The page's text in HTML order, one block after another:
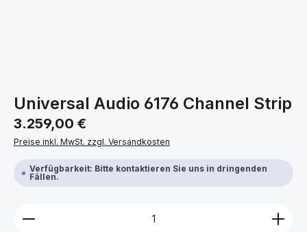
Universal Audio 6176 Channel Strip
Regulärer Preis:
3.259,00 €
Preise inkl. MwSt. zzgl. Versandkosten
Verfügbarkeit: Bitte kontaktieren Sie uns in dringenden
Fällen.
Produkt Anzahl: Gib den gewünschten Wert ein